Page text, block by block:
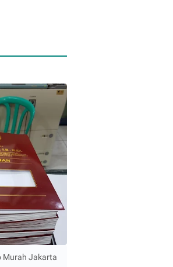
Murah Jakarta